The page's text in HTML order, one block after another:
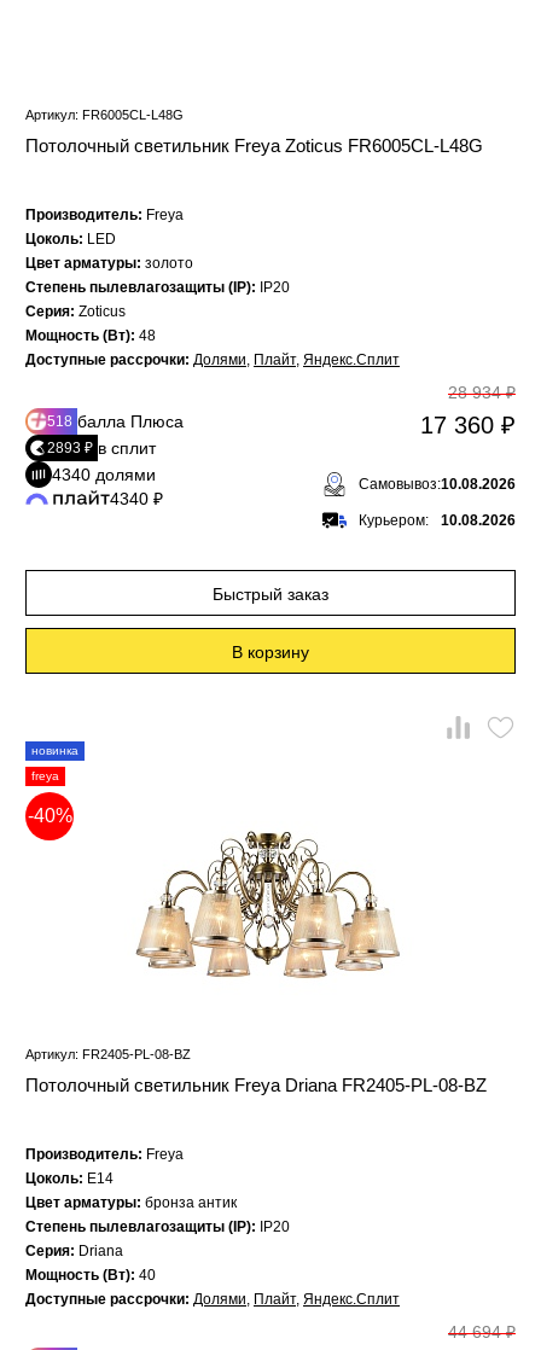
Артикул: FR6005CL-L48G
Потолочный светильник Freya Zoticus FR6005CL-L48G
Производитель: Freya
Цоколь: LED
Цвет арматуры: золото
Степень пылевлагозащиты (IP):
IP20
Серия: Zoticus
Мощность (Вт): 48
Доступные рассрочки: Долями, Плайт, Яндекс.Сплит
518 балла Плюса
2893 ₽ в сплит
4340 долями
4340 ₽
28 934 ₽
17 360 ₽
Самовывоз:10.08.2026
Курьером: 10.08.2026
Быстрый заказ
В корзину
новинка
freya
-40%
Артикул: FR2405-PL-08-BZ
Потолочный светильник Freya Driana FR2405-PL-08-BZ
Производитель: Freya
Цоколь: E14
Цвет арматуры: бронза антик
Степень пылевлагозащиты (IP):
IP20
Серия: Driana
Мощность (Вт): 40
Доступные рассрочки: Долями, Плайт, Яндекс.Сплит
44 694 ₽